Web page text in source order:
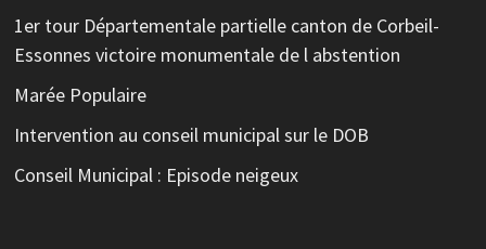
1er tour Départementale partielle canton de Corbeil-
Essonnes victoire monumentale de l abstention
Marée Populaire
Intervention au conseil municipal sur le DOB
Conseil Municipal : Episode neigeux